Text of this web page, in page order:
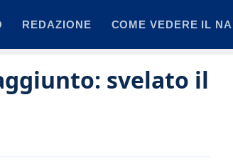
REDAZIONE COME VEDERE IL
svelato il